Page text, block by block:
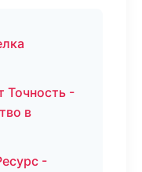
Точность -
в
-